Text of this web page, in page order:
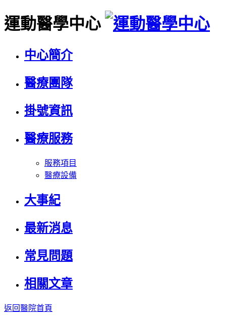
運動醫學中心
中心簡介
醫療團隊
掛號資訊
醫療服務
服務項目
醫療設備
大事紀
最新消息
常見問題
相關文章
返回醫院首頁